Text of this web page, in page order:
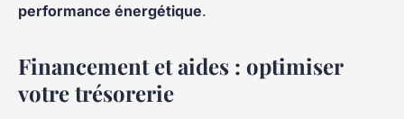
performance énergétique.
Financement et aides : optimiser
votre trésorerie